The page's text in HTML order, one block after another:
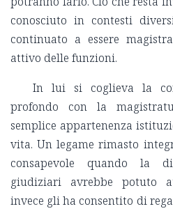
conosciuto in contesti
continuato a essere
attivo delle funzioni.
In lui si coglieva la
profondo con la
semplice appartenenza
vita. Un legame rimasto
consapevole quando la
giudiziari avrebbe potuto
invece gli ha consentito di